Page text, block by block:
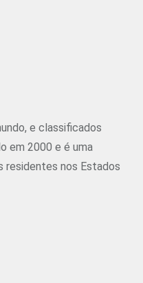
e classificados
em 2000 e é uma
residentes nos Estados